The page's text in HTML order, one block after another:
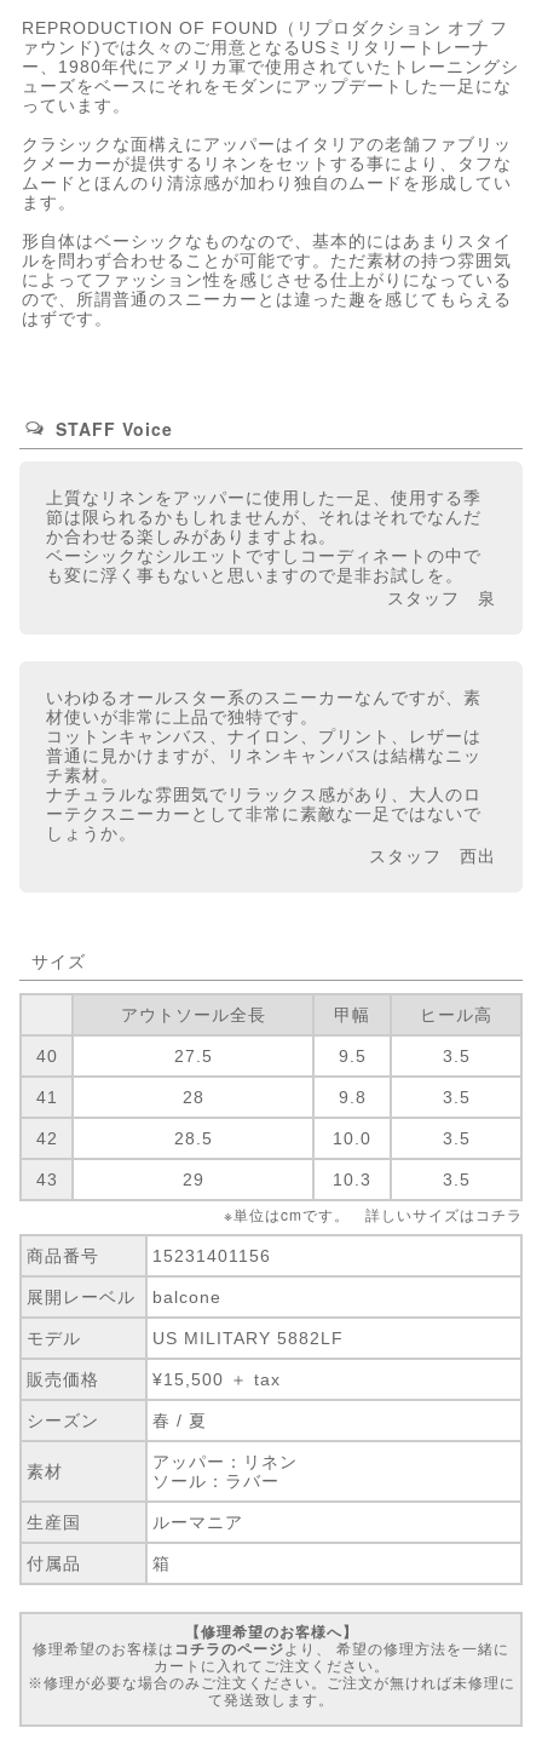
REPRODUCTION OF FOUND（リプロダクション オブ フ
ァウンド)では久々のご用意となるUSミリタリートレーナ
ー、1980年代にアメリカ軍で使用されていたトレーニングシ
ューズをベースにそれをモダンにアップデートした一足にな
っています。
クラシックな面構えにアッパーはイタリアの老舗ファブリッ
クメーカーが提供するリネンをセットする事により、タフな
ムードとほんのり清涼感が加わり独自のムードを形成してい
ます。
形自体はベーシックなものなので、基本的にはあまりスタイ
ルを問わず合わせることが可能です。ただ素材の持つ雰囲気
によってファッション性を感じさせる仕上がりになっている
ので、所謂普通のスニーカーとは違った趣を感じてもらえる
はずです。
STAFF Voice
上質なリネンをアッパーに使用した一足、使用する季
節は限られるかもしれませんが、それはそれでなんだ
か合わせる楽しみがありますよね。
ベーシックなシルエットですしコーディネートの中で
も変に浮く事もないと思いますので是非お試しを。
スタッフ 泉
いわゆるオールスター系のスニーカーなんですが、素
材使いが非常に上品で独特です。
コットンキャンバス、ナイロン、プリント、レザーは
普通に見かけますが、リネンキャンバスは結構なニッ
チ素材。
ナチュラルな雰囲気でリラックス感があり、大人のロ
ーテクスニーカーとして非常に素敵な一足ではないで
しょうか。
スタッフ 西出
サイズ
アウトソール全長 甲幅 ヒール高
40 27.5 9.5 3.5
41 28 9.8 3.5
42 28.5 10.0 3.5
43 29 10.3 3.5
※単位はcmです。 詳しいサイズは コチラ
商品番号 15231401156
展開レーベル balcone
モデル US MILITARY 5882LF
販売価格 ¥15,500 ＋ tax
シーズン 春 / 夏
素材
アッパー：リネン
ソール：ラバー
生産国 ルーマニア
付属品 箱
【修理希望のお客様へ】
修理希望のお客様は コチラのページ より、 希望の修理方法を一緒に
カートに入れてご注文ください。
※修理が必要な場合のみご注文ください。ご注文が無ければ未修理に
て発送致します。